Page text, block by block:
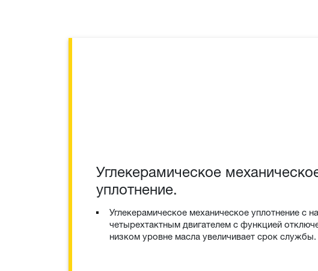
Углекерамическое
уплотнение.
Углекерамическое механическое уплотнение с
четырехтактным двигателем с функцией
низком уровне масла увеличивает срок службы.